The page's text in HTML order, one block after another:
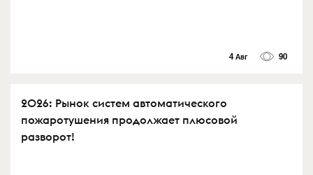
4 Авг 90
2026: Рынок систем автоматического
пожаротушения продолжает плюсовой
разворот!